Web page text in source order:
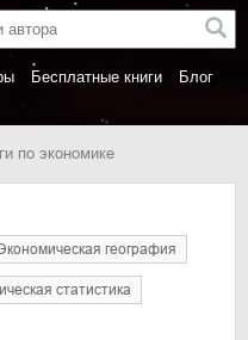
Бесплатные книги
Блог
по экономике
экономическая география
статистика